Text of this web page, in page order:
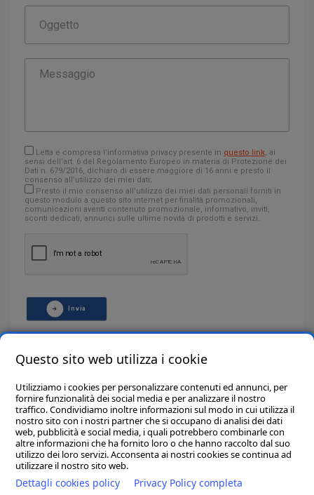
Letta e compresa l’informativa privacy presente in questo link, ai
sensi dell’art. 6 del Regolamento Europeo in materia di Protezione dei
Dati n. 679/2016, dichiaro di essere maggiore di 16 anni e presto il
consenso all’utilizzo dei miei dati;
Presto il mio consenso all'utilizzo dei miei dati personali forniti in
questo modulo a questo sito internet per finalità promozionali,
comunicazioni aventi contenuto promozionale, informativo, inviti,
sconti dedicati, annunci sulle ultime novità di prodotti e servizi.
Invia
info@ancoraservice.com
+ 39 0733 897736
Questo sito web utilizza i cookie
Utilizziamo i cookies per personalizzare contenuti ed annunci, per
fornire funzionalità dei social media e per analizzare il nostro
traffico. Condividiamo inoltre informazioni sul modo in cui utilizza il
nostro sito con i nostri partner che si occupano di analisi dei dati
web, pubblicità e social media, i quali potrebbero combinarle con
altre informazioni che ha fornito loro o che hanno raccolto dal suo
utilizzo dei loro servizi. Acconsenta ai nostri cookies se continua ad
utilizzare il nostro sito web.
Dettagli cookies policy Privacy Policy completa